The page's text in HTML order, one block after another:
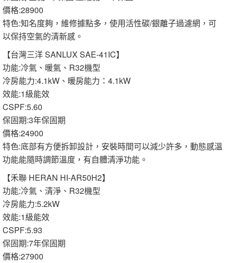
價格:28900
特色:知名度夠，維修據點多，使用活性碳/銀離子過濾網，可
以保持空氣的清新感。
【台灣三洋 SANLUX SAE-41IC】
功能:冷氣、暖氣、R32機型
冷房能力:4.1kW、暖房能力：4.1kW
效能:1級能效
CSPF:5.60
保固期:3年保固期
價格:24900
特色:底部有方便拆卸設計，安裝時間可以減少許多，動態感溫
功能能隨時調節溫度，有自體清淨功能。
【禾聯 HERAN HI-AR50H2】
功能:冷氣、清淨、R32機型
冷房能力:5.2kW
效能:1級能效
CSPF:5.93
保固期:7年保固期
價格:27900